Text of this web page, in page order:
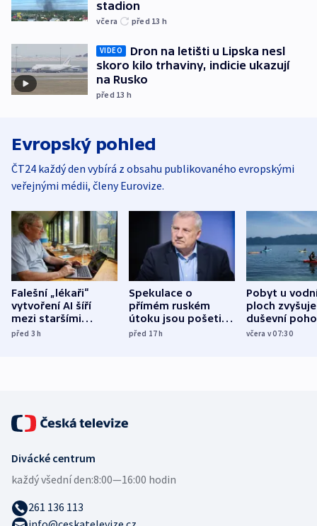
stadion
včera před 13 h
VIDEO
Dron na letišti u Lipska nesl
skoro kilo trhaviny, indicie ukazují
na Rusko
před 13 h
Evropský pohled
ČT24 každý den vybírá z obsahu publikovaného evropskými
veřejnými médii, členy Eurovize.
Falešní „lékaři“
vytvoření AI šíří
mezi staršími
Poláky nebezpečné
před 3h
Spekulace o
přímém ruském
útoku jsou pošetilé,
míní estonský
před 17h
Pobyt u
ploch zvyšuje
duševní
ukázala
včera v 07:30
Divácké centrum
každý všední den:8:00—16:00 hodin
261 136 113